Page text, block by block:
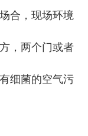
合，现场环境
，两个门或者
细菌的空气污